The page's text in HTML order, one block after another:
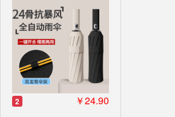
2 ￥24.90